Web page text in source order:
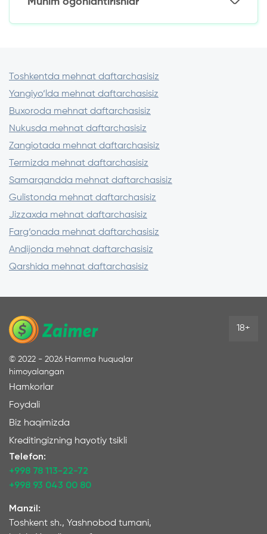
Kuniga 1,5% dan
Kreditor litsenziyasini O‘zR MB saytida
Oldindan to‘lov talab qiladigan
kreditorlardan saqlaning
3-5 ta tashkilotdagi sharoitlarni taqqoslang
Toshkentda mehnat daftarchasisiz
Yangiyo‘lda mehnat daftarchasisiz
Buxoroda mehnat daftarchasisiz
Nukusda mehnat daftarchasisiz
Zangiotada mehnat daftarchasisiz
Termizda mehnat daftarchasisiz
Samarqandda mehnat daftarchasisiz
Gulistonda mehnat daftarchasisiz
Jizzaxda mehnat daftarchasisiz
Farg‘onada mehnat daftarchasisiz
Andijonda mehnat daftarchasisiz
Qarshida mehnat daftarchasisiz
© 2022 - 2026 Hamma huquqlar
himoyalangan
Hamkorlar
Foydali
Biz haqimizda
Kreditingizning hayotiy tsikli
Telefon:
+998 78 113-22-72
+998 93 043 00 80
Manzil:
Toshkent sh., Yashnobod tumani,
18+